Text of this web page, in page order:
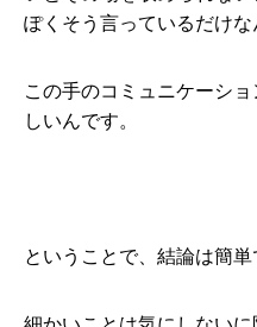
ぽくそう言っているだけな
この手のコミュニケーシ
しいんです。
ということで、結論は簡単